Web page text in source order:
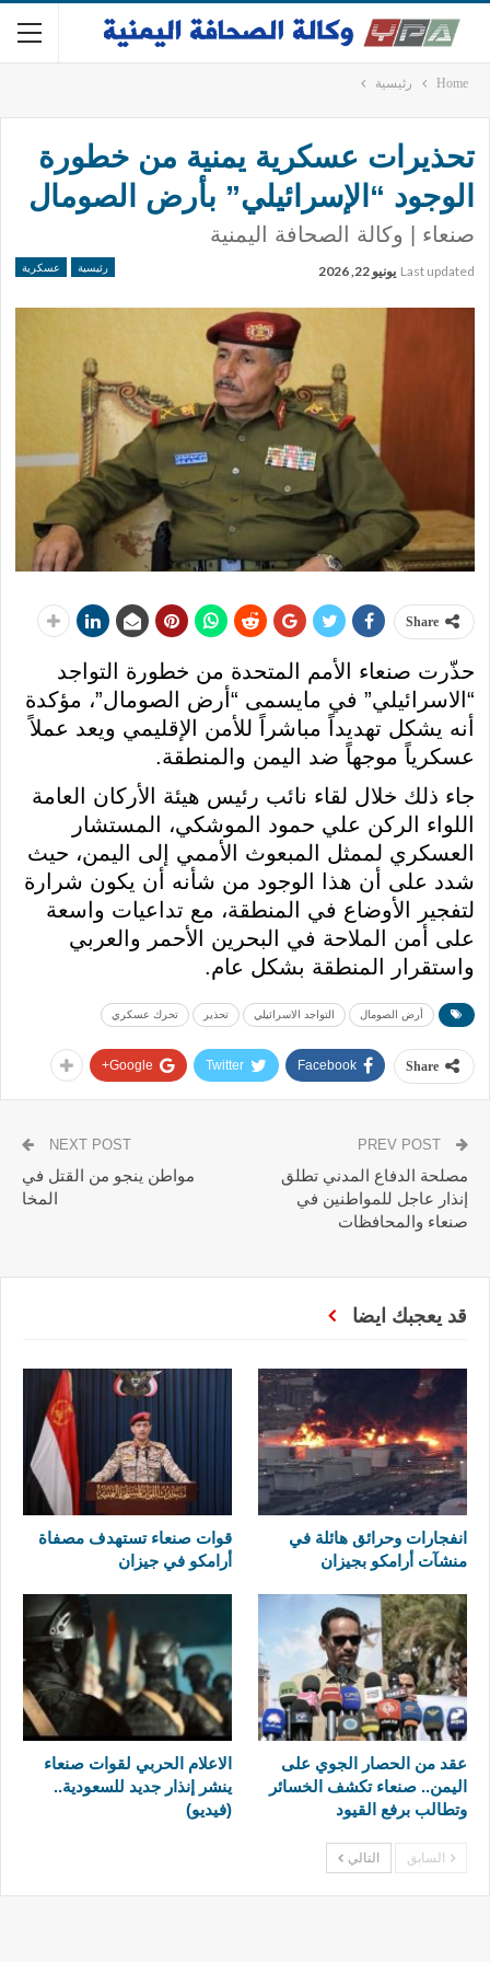
Home رئيسية
تحذيرات عسكرية يمنية من خطورة
الوجود “الإسرائيلي” بأرض الصومال
صنعاء | وكالة الصحافة اليمنية
رئيسية عسكرية Last updated يونيو 22, 2026
Share
حذّرت صنعاء الأمم المتحدة من خطورة التواجد
“الاسرائيلي” في مايسمى “أرض الصومال”، مؤكدة
أنه يشكل تهديداً مباشراً للأمن الإقليمي ويعد عملاً
عسكرياً موجهاً ضد اليمن والمنطقة.
جاء ذلك خلال لقاء نائب رئيس هيئة الأركان العامة
اللواء الركن علي حمود الموشكي، المستشار
العسكري لممثل المبعوث الأممي إلى اليمن، حيث
شدد على أن هذا الوجود من شأنه أن يكون شرارة
لتفجير الأوضاع في المنطقة، مع تداعيات واسعة
على أمن الملاحة في البحرين الأحمر والعربي
واستقرار المنطقة بشكل عام.
أرض الصومال التواجد الاسرائيلي تحذير تحرك عسكري
Share
Facebook
Twitter
Google+
مصلحة الدفاع المدني تطلق
إنذار عاجل للمواطنين في
صنعاء والمحافظات
NEXT POST
مواطن ينجو من القتل في
المخا
قد يعجبك ايضا
انفجارات وحرائق هائلة في
منشآت أرامكو بجيزان
قوات صنعاء تستهدف مصفاة
أرامكو في جيزان
عقد من الحصار الجوي على
اليمن.. صنعاء تكشف الخسائر
وتطالب برفع القيود
الاعلام الحربي لقوات صنعاء
ينشر إنذار جديد للسعودية..
(فيديو)
السابق التالي